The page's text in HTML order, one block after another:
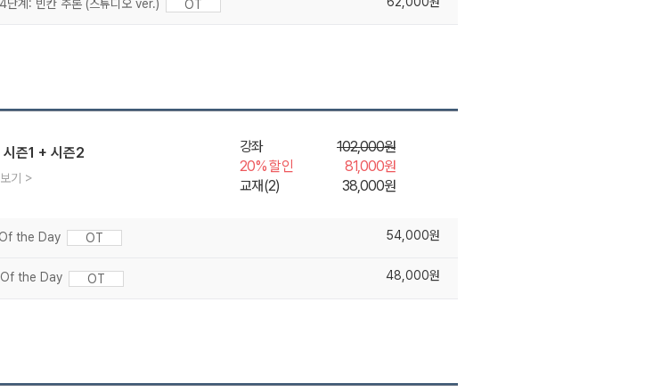
장바구
계: 빈칸 추론 (스튜디오 ver.) OT
즌1 + 시즌2
기 >
강좌
102,000원
20% 할인
81,000원
교재(2)
38,000원
the Day OT 54,000원
the Day OT 48,000원